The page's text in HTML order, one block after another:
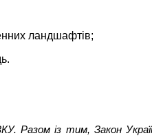
ландшафтів;
Разом із тим, Закон